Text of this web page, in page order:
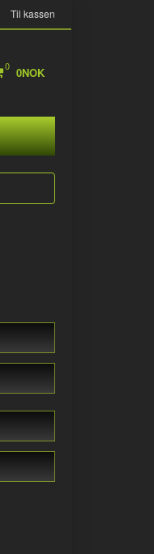
Til kassen
0 0NOK